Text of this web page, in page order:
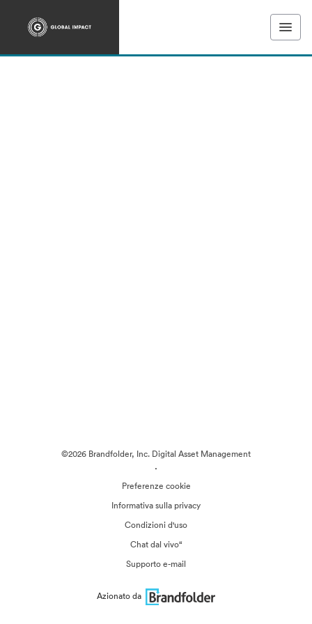
©2026 Brandfolder, Inc. Digital Asset Management
·
Preferenze cookie
Informativa sulla privacy
Condizioni d'uso
Chat dal vivo“
Supporto e-mail
Azionato da